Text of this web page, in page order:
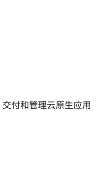
付和管理云原生应用